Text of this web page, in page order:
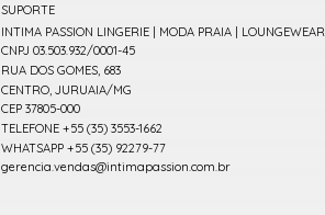
SUPORTE
INTIMA PASSION LINGERIE | MODA PRAIA | LOUNGEWEAR
CNPJ 03.503.932/0001-45
RUA DOS GOMES, 683
CENTRO, JURUAIA/MG
CEP 37805-000
TELEFONE +55 (35) 3553-1662
WHATSAPP +55 (35) 92279-77
gerencia.vendas@intimapassion.com.br